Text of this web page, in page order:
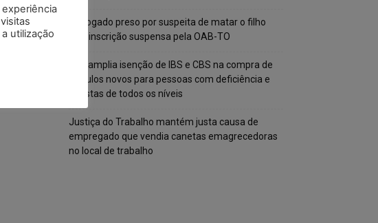
Advogado preso por suspeita de matar o filho
tem inscrição suspensa pela OAB-TO
STF amplia isenção de IBS e CBS na compra de
veículos novos para pessoas com deficiência e
autistas de todos os níveis
Justiça do Trabalho mantém justa causa de
empregado que vendia canetas emagrecedoras
no local de trabalho
utilização